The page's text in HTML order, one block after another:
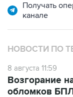
Получать
канале
НОВОСТИ ПО
8 августа 11:59
Возгорание
обломков